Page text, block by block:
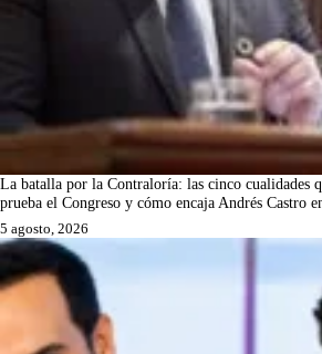
La batalla por la Contraloría: las cinco cualidades
prueba el Congreso y cómo encaja Andrés Castro
5 agosto, 2026